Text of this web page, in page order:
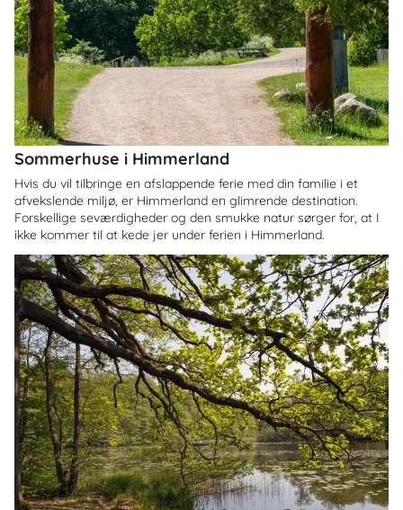
Sommerhuse i Himmerland
Hvis du vil tilbringe en afslappende ferie med din familie i et
afvekslende miljø, er Himmerland en glimrende destination.
Forskellige seværdigheder og den smukke natur sørger for, at I
ikke kommer til at kede jer under ferien i Himmerland.
OmGræsted